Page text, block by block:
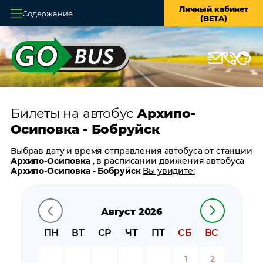
Содержание
Личный кабинет
(BETA)
Главная
О системе
Оплата и доставка
Возврат билетов
Заказ автобуса
Контакты
Билеты на автобусАрхипо-
Осиповка - Бобруйск
Август 2026
ПН
ВТ СР ЧТ ПТ СБ ВС
1 2
Выбрав дату и время отправления автобуса от станции
Архипо-Осиповка , в расписании движения автобуса
Архипо-Осиповка - Бобруйск Вы увидите:
время прибытия
время в пути
цену билета